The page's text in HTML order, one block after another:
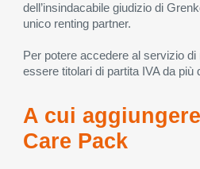
dell’insindacabile giudizio di
unico renting partner.
Per potere accedere al servizio
essere titolari di partita IVA da più
A cui
Care Pack